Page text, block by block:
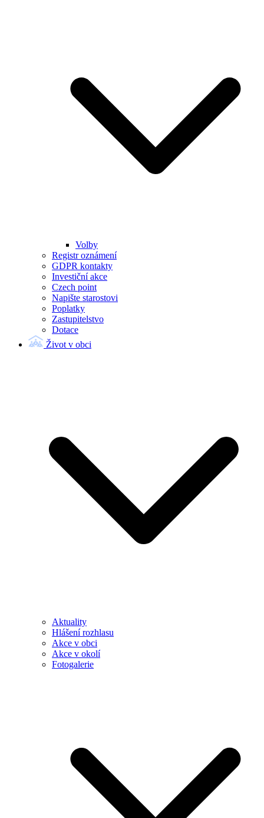
Volby
Registr oznámení
GDPR kontakty
Investiční akce
Czech point
Napište starostovi
Poplatky
Zastupitelstvo
Dotace
Život v obci
Aktuality
Hlášení rozhlasu
Akce v obci
Akce v okolí
Fotogalerie